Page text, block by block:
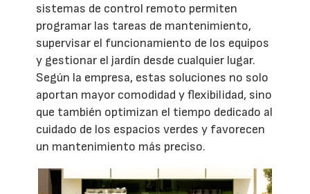
sistemas de control remoto permiten
programar las tareas de mantenimiento,
supervisar el funcionamiento de los equipos
y gestionar el jardín desde cualquier lugar.
Según la empresa, estas soluciones no solo
aportan mayor comodidad y flexibilidad, sino
que también optimizan el tiempo dedicado al
cuidado de los espacios verdes y favorecen
un mantenimiento más preciso.